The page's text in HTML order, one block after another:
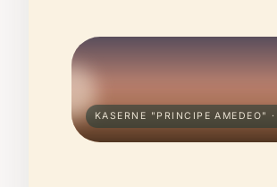
KASERNE "PRINCIPE AMEDEO"